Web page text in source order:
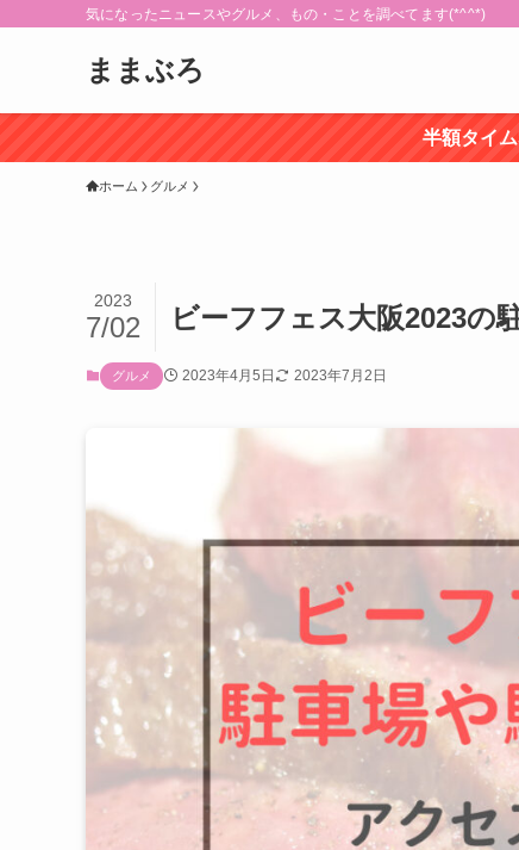
気になったニュースやグルメ、もの・ことを調べてます(*^^*)
ままぶろ
半額タイ
ホーム グルメ
ビーフフェス大阪2023の
2023
7/02
グルメ 2023年4月5日 2023年7月2日